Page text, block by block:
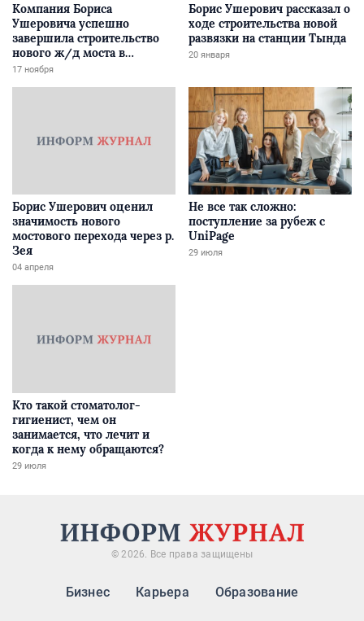
Компания Бориса
Ушеровича успешно
завершила строительство
нового ж/д моста в
Забайкалье
17 ноября
Борис Ушерович рассказал о
ходе строительства новой
развязки на станции Тында
20 января
Борис Ушерович оценил
значимость нового
мостового перехода через р.
Зея
04 апреля
Не все так сложно:
поступление за рубеж с
UniPage
29 июля
Кто такой стоматолог-
гигиенист, чем он
занимается, что лечит и
когда к нему обращаются?
29 июля
© 2026. Все права защищены
Бизнес Карьера Образование